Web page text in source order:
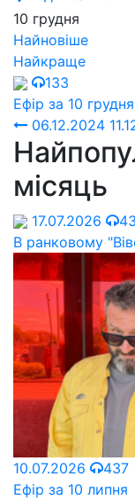
10 грудня
Найновіше
Найкраще
133
Ефір за 10 грудня
06.12.2024
місяць
17.07.2026
В ранковому
10.07.2026
437
Ефір за 10 липня